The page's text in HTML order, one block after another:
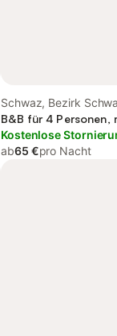
Schwaz, Bezirk
B&B für 4 Personen,
Kostenlose
ab65 €pro Nacht